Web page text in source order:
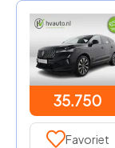
35.750
Favoriet